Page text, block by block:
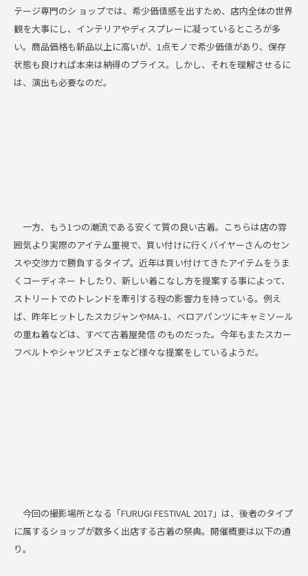
テージ専門のシ ョップでは、希少価値感を出すため、店内全体の世界
観を大事にし、インテリアやディスプレーに凝っているところが多
い。商品価格も新品以上に高いが、1点モノで希少価値があり、保存
状態も良ければ本来は納得のプライス。しかし、それを理解させるに
は、演出も必要なのだ。
一方、もう1つの潮流である安くて質の良い古着。こちらは店の雰
囲気より実際のアイテム重視で、買い付けに行くバイヤーさんのセン
スや交渉力で勝負するタイプ。近年は買い付けてきたアイテムをうま
くコーディネー トしたり、新しい着こなし方を提案する事によって、
ストリートでのトレンドを牽引する程の影響力を持っている。例え
ば、昨年ヒットしたスカジャンやMA-1、ベロアパンツにキャミソール
の重ね着などは、すべて古着屋発信 のものだった。今年もまたスカー
フベルトやシャツビスチェなど様々な提案をしているようだ。
今回の撮影場所となる「FURUGI FESTIVAL 2017」は、後者のタイプ
に属するショップが数多く出店する古着の祭典。開催概要は以下の通
り。